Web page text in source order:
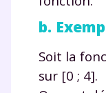
b.
Soit la
sur [0 ; 4].